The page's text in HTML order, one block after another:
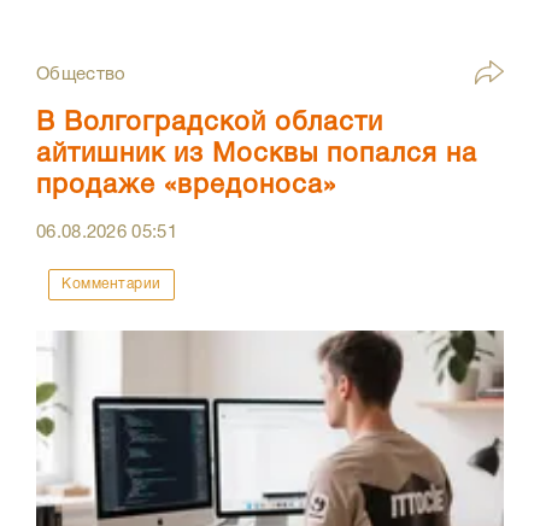
Общество
В Волгоградской области
айтишник из Москвы попался на
продаже «вредоноса»
06.08.202605:51
Комментарии